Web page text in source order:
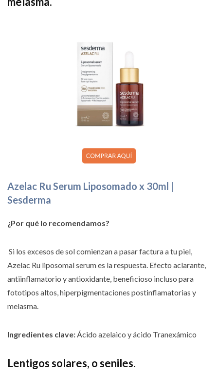
Azelac Ru Serum Liposomado x 30ml |
Sesderma
¿Por qué lo recomendamos?
Si los excesos de sol comienzan a pasar factura a tu piel,
Azelac Ru liposomal serum es la respuesta. Efecto aclarante,
antiinflamatorio y antioxidante, beneficioso incluso para
fototipos altos, hiperpigmentaciones postinflamatorias y
melasma.
Ingredientes clave: Ácido azelaico y ácido Tranexámico
Lentigos solares, o seniles.